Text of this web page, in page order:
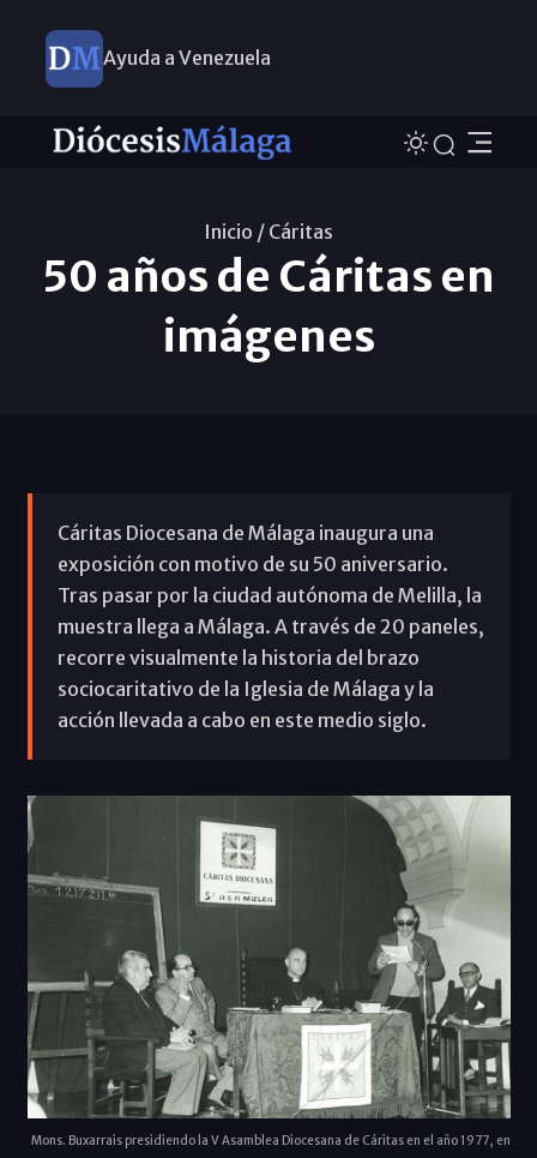
Ayuda a Venezuela
Inicio / Cáritas
50 años de Cáritas en
imágenes
Cáritas Diocesana de Málaga inaugura una
exposición con motivo de su 50 aniversario.
Tras pasar por la ciudad autónoma de Melilla, la
muestra llega a Málaga. A través de 20 paneles,
recorre visualmente la historia del brazo
sociocaritativo de la Iglesia de Málaga y la
acción llevada a cabo en este medio siglo.
Mons. Buxarrais presidiendo la V Asamblea Diocesana de Cáritas en el año 1977, en